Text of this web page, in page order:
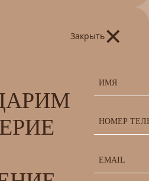
Закрыть×